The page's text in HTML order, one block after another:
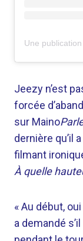
Jeezy n’est
forcée
sur Maino
dernière qu’il
filmant
À quelle
« Au début,
a demandé